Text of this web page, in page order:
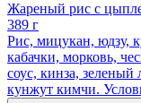
Жареный рис с
389 г
Рис, мицукан, юдзу,
кабачки, морковь,
соус, кинза,
кунжут кимчи.